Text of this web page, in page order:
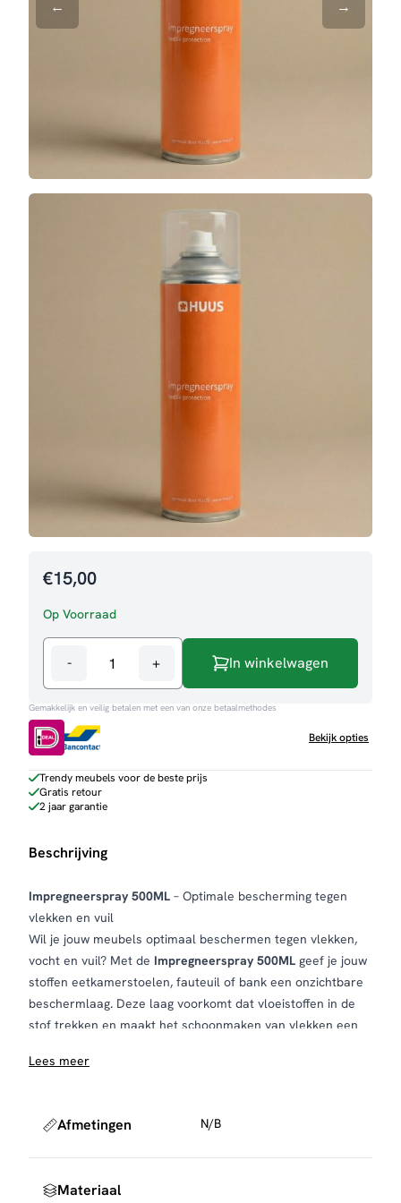
€15,00
Op Voorraad
-
Impregneerspray
aantal
+ In winkelwagen
Gemakkelijk en veilig betalen met een van onze betaalmethodes
Bekijk opties
Trendy meubels voor de beste prijs
Gratis retour
2 jaar garantie
Beschrijving
Impregneerspray 500ML – Optimale bescherming tegen
vlekken en vuil
Wil je jouw meubels optimaal beschermen tegen vlekken,
vocht en vuil? Met de Impregneerspray 500ML geef je jouw
stoffen eetkamerstoelen, fauteuil of bank een onzichtbare
beschermlaag. Deze laag voorkomt dat vloeistoffen in de
stof trekken en maakt het schoonmaken van vlekken een
De compacte 500ML verpakking is ideaal voor het
gebruiksvriendelijke sprayfles breng je het product
eenvoudig en gelijkmatig aan, zonder strepen of vlekken.
Lees meer
Afmetingen N/B
Materiaal